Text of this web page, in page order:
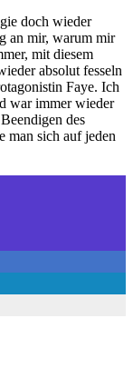
doch wieder
an mir, warum mir
mit diesem
absolut fesseln
Faye. Ich
war immer wieder
des
man sich auf jeden